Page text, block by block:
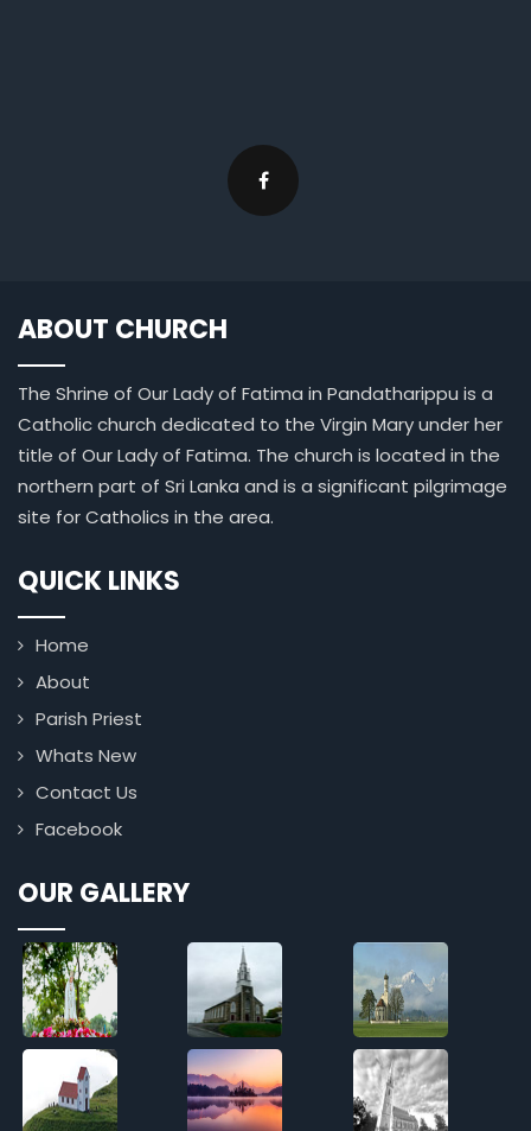
ABOUT CHURCH
The Shrine of Our Lady of Fatima in Pandatharippu is a
Catholic church dedicated to the Virgin Mary under her
title of Our Lady of Fatima. The church is located in the
northern part of Sri Lanka and is a significant pilgrimage
site for Catholics in the area.
QUICK LINKS
Home
About
Parish Priest
Whats New
Contact Us
Facebook
OUR GALLERY